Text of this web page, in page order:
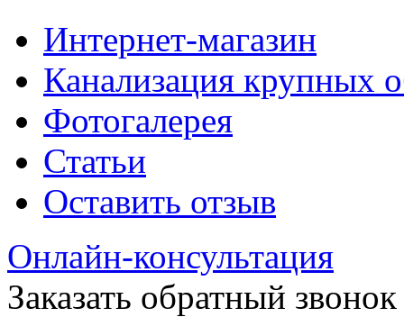
Интернет-магазин
Канализация крупных
Фотогалерея
Статьи
Оставить отзыв
Онлайн-консультация
Заказать обратный звонок